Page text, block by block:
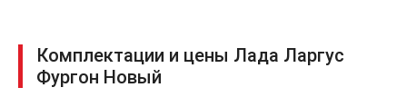
Комплектации и цены Лада Ларгус
Фургон Новый